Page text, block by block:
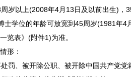
以上(2008年4月13日及以前出生)，
士学位的年龄可放宽到45周岁(1981年
览表》(附件1)为准。
形：
、被开除公职、被开除中国共产党党